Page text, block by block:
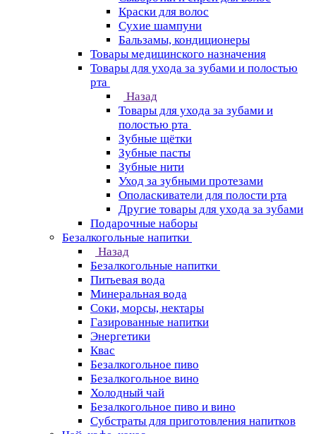
Краски для волос
Сухие шампуни
Бальзамы, кондиционеры
Товары медицинского назначения
Товары для ухода за зубами и полостью
рта
Назад
Товары для ухода за зубами и
полостью рта
Зубные щётки
Зубные пасты
Зубные нити
Уход за зубными протезами
Ополаскиватели для полости рта
Другие товары для ухода за зубами
Подарочные наборы
Безалкогольные напитки
Назад
Безалкогольные напитки
Питьевая вода
Минеральная вода
Соки, морсы, нектары
Газированные напитки
Энергетики
Квас
Безалкогольное пиво
Безалкогольное вино
Холодный чай
Безалкогольное пиво и вино
Субстраты для приготовления напитков